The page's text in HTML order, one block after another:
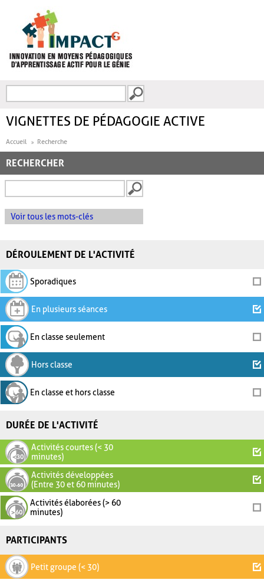
FORMULAIRE DE
VIGNETTES DE PÉDAGOGIE ACTIVE
Accueil Recherche
RECHERCHER
Voir tous les mots-clés
DÉROULEMENT DE L'ACTIVITÉ
Sporadiques
En plusieurs séances
En classe seulement
Hors classe
En classe et hors classe
DURÉE DE L'ACTIVITÉ
Activités courtes (< 30
minutes)
Activités développées
(Entre 30 et 60 minutes)
Activités élaborées (> 60
minutes)
PARTICIPANTS
Petit groupe (< 30)